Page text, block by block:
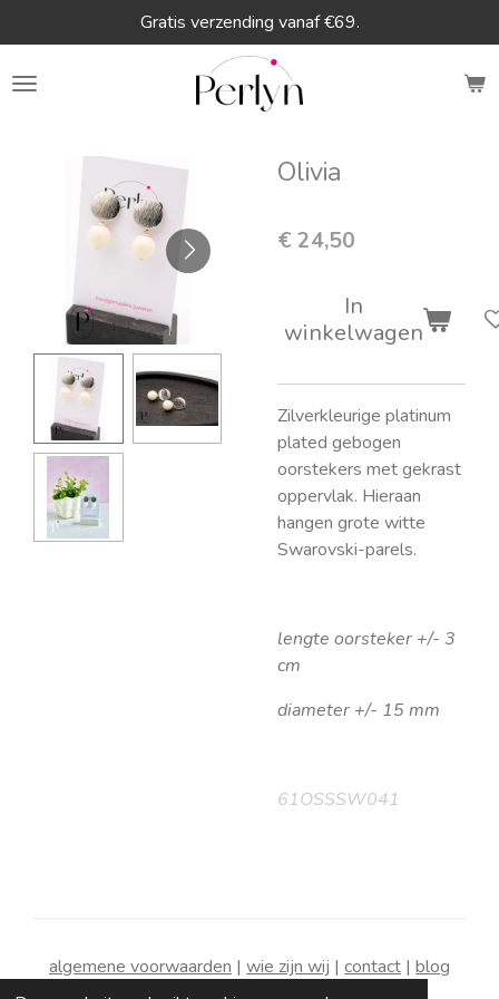
direct
naar
Gratis verzending vanaf €69.
Olivia
€ 24,50
In
winkelwagen
Zilverkleurige platinum
plated gebogen
oorstekers met gekrast
oppervlak. Hieraan
hangen grote witte
Swarovski-parels.
lengte oorsteker +/- 3
cm
diameter +/- 15 mm
61OSSSW041
algemene voorwaarden | wie zijn wij | contact | blog